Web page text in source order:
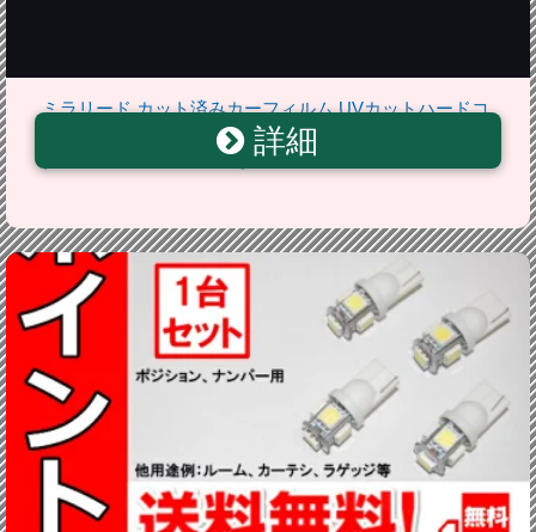
ミラリード カット済みカーフィルム UVカットハードコ
ート スーパーブラック 失敗安心サービス付 トヨタ マー
クX H16/11~H21/9 X120系 A011971
詳細